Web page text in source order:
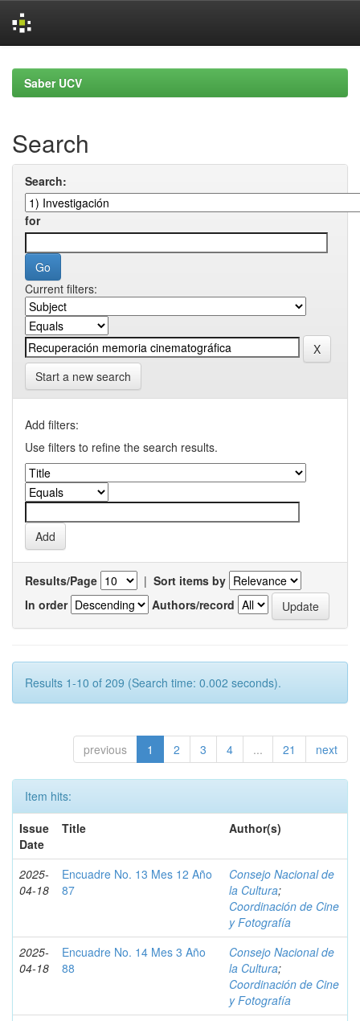
navigationSaber UCV
Search
Search:
for
Current filters:
Start a new search
Add filters:
Use filters to refine the search results.
Results/Page | Sort items by
In order
Authors/record
Results 1-10 of 209 (Search time: 0.002 seconds).
previous 1 2 3 4 ... 21 next
Item hits:
Issue
Date
Title Author(s)
2025-
04-18
Encuadre No. 13 Mes 12 Año
87
Consejo Nacional de
la Cultura;
Coordinación de Cine
y Fotografía
2025-
04-18
Encuadre No. 14 Mes 3 Año
88
Consejo Nacional de
la Cultura;
Coordinación de Cine
y Fotografía